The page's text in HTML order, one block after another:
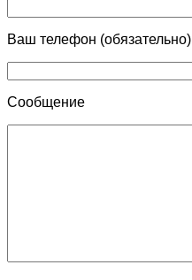
Ваш телефон (обязательно)
Сообщение